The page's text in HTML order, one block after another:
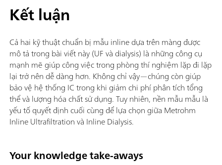
Kết luận
Cả hai kỹ thuật chuẩn bị mẫu inline dựa trên màng được
mô tả trong bài viết này (UF và dialysis) là những công cụ
mạnh mẽ giúp công việc trong phòng thí nghiệm lặp đi lặp
lại trở nên dễ dàng hơn. Không chỉ vậy—chúng còn giúp
bảo vệ hệ thống IC trong khi giảm chi phí phân tích tổng
thể và lượng hóa chất sử dụng. Tuy nhiên, nền mẫu mẫu là
yếu tố quyết định cuối cùng để lựa chọn giữa Metrohm
Inline Ultrafiltration và Inline Dialysis.
Your knowledge take-aways